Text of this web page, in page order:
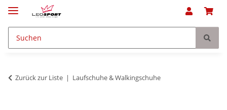
Zurück zur Liste Laufschuhe & Walkingschuhe